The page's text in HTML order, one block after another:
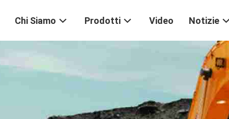
Chi Siamo Prodotti Video Notizie